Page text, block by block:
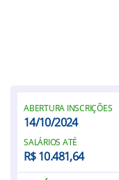
ABERTURA INSCRIÇÕES
14/10/2024
SALÁRIOS ATÉ
R$ 10.481,64